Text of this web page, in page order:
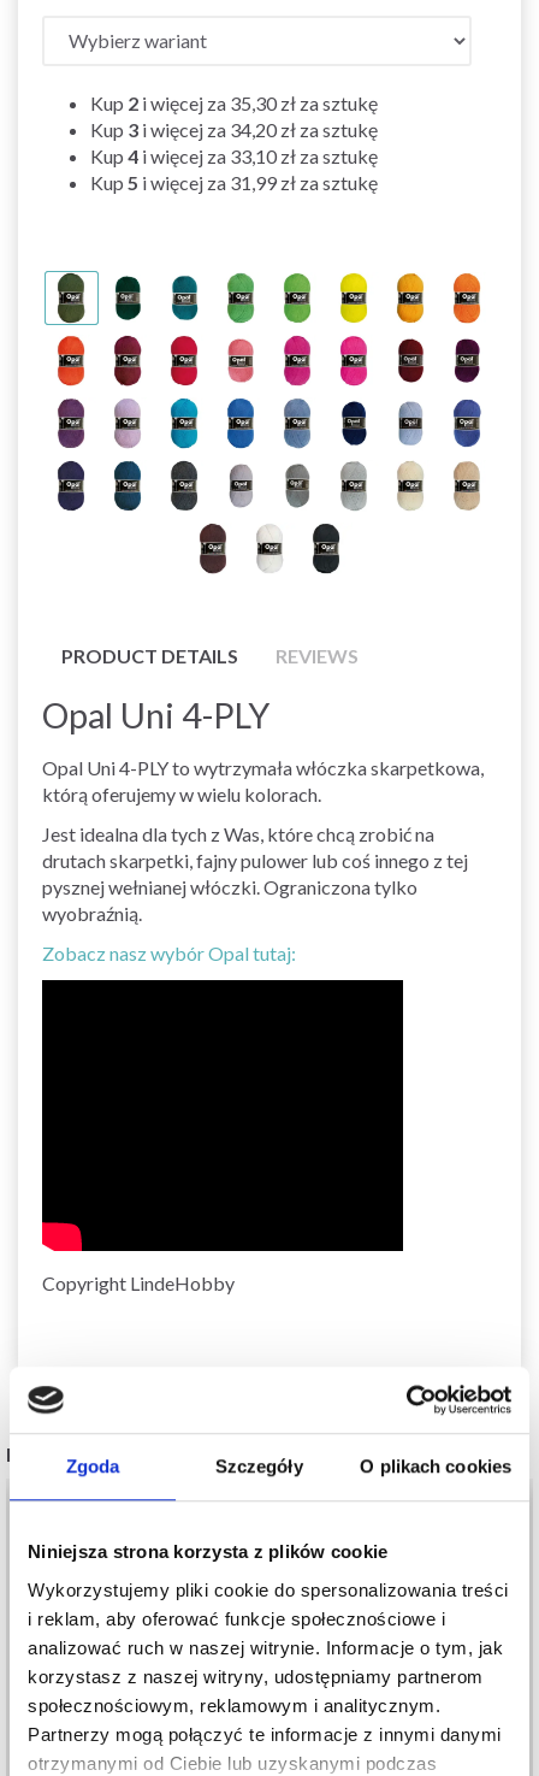
Zgoda Szczegóły O plikach cookies
Niniejsza strona korzysta z plików cookie
Wykorzystujemy pliki cookie do spersonalizowania treści
i reklam, aby oferować funkcje społecznościowe i
analizować ruch w naszej witrynie. Informacje o tym, jak
korzystasz z naszej witryny, udostępniamy partnerom
społecznościowym, reklamowym i analitycznym.
Partnerzy mogą połączyć te informacje z innymi danymi
otrzymanymi od Ciebie lub uzyskanymi podczas
Kup 2 i więcej za 35,30 zł za sztukę
Kup 3 i więcej za 34,20 zł za sztukę
Kup 4 i więcej za 33,10 zł za sztukę
Kup 5 i więcej za 31,99 zł za sztukę
PRODUCT DETAILS REVIEWS
Opal Uni 4-PLY
Opal Uni 4-PLY to wytrzymała włóczka skarpetkowa,
którą oferujemy w wielu kolorach.
Jest idealna dla tych z Was, które chcą zrobić na
drutach skarpetki, fajny pulower lub coś innego z tej
pysznej wełnianej włóczki. Ograniczona tylko
wyobraźnią.
Zobacz nasz wybór Opal tutaj:
Copyright LindeHobby
POPULARNE ALTERNATYWY